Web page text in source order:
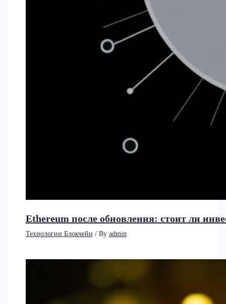
Ethereum после обновления: стоит ли
Технологии Блокчейн / By admin